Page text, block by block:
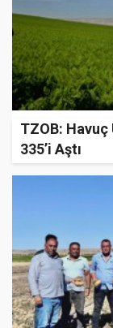
TZOB:
335’i Aştı